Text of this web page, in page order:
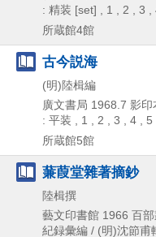
: 精装 [set] , 1 , 2 , 3 ,
所蔵館4館
古今説海
(明)陸楫編
廣文書局 1968.7 影印
: 平装 , 1 , 2 , 3 , 4 , 5
所蔵館5館
蒹葭堂雜著摘鈔
陸楫撰
藝文印書館 1966 百
紀録彙編 / (明)沈節甫